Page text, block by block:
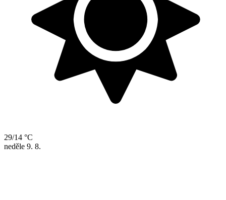
29/14 °C
neděle 9. 8.